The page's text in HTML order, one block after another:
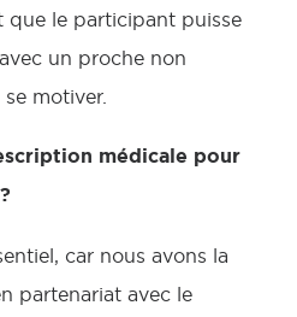
que le participant puisse
un proche non
motiver.
médicale pour
car nous avons la
partenariat avec le